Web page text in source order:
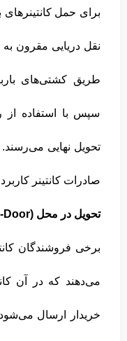
برای حمل
نقل دریایی مقرون به
طریق کشتی‌های
سپس با استفاده
تحویل نهایی
صادرات کانتینر
تحویل در محل (Door-to-Door):
برخی فروشندگان
می‌دهند که در آن
خریدار ارسال